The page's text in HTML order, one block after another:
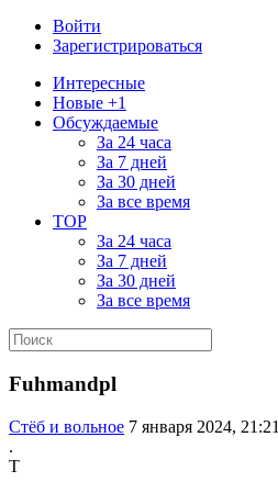
Войти
Зарегистрироваться
Интересные
Новые +1
Обсуждаемые
За 24 часа
За 7 дней
За 30 дней
За все время
TOP
За 24 часа
За 7 дней
За 30 дней
За все время
Fuhmandpl
Стёб и вольное 7 января 2024, 21:21
.
T